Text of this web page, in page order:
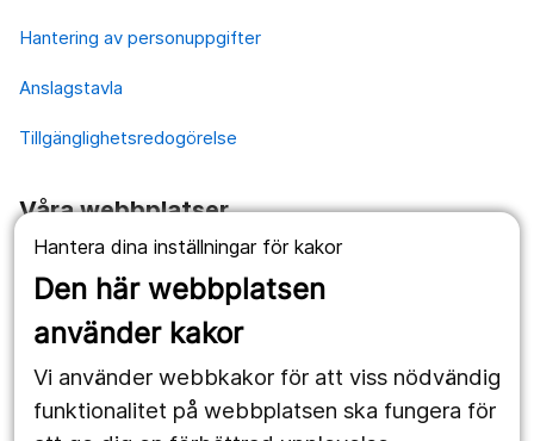
Hantera dina inställningar för kakor
Den här webbplatsen
använder kakor
Vi använder webbkakor för att viss nödvändig
funktionalitet på webbplatsen ska fungera för
Hantering av personuppgifter
Anslagstavla
Tillgänglighetsredogörelse
Våra webbplatser
1177.se
Länstrafiken
Utveckling